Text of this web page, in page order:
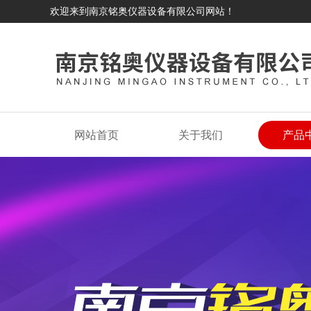
欢迎来到南京铭奥仪器设备有限公司网站！
网站首页 关于我们 产品